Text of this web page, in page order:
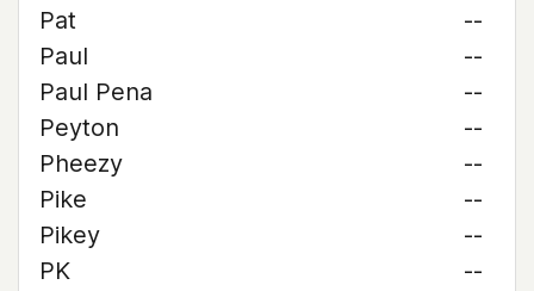
Pat
--
Paul
--
Paul Pena
--
Peyton
--
Pheezy
--
Pike
--
Pikey
--
PK
--